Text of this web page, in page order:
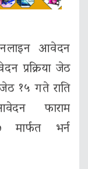
आवेदन
प्रक्रिया जेठ
१५ गते राति
फाराम
मार्फत भर्न